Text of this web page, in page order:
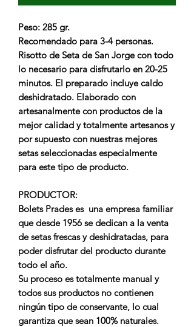
Peso: 285 gr.
Recomendado para 3-4 personas.
Risotto de Seta de San Jorge con todo
lo necesario para disfrutarlo en 20-25
minutos. El preparado incluye caldo
deshidratado. Elaborado con
artesanalmente con productos de la
mejor calidad y totalmente artesanos y
por supuesto con nuestras mejores
setas seleccionadas especialmente
para este tipo de producto.
PRODUCTOR:
Bolets Prades es una empresa familiar
que desde 1956 se dedican a la venta
de setas frescas y deshidratadas, para
poder disfrutar del producto durante
todo el año.
Su proceso es totalmente manual y
todos sus productos no contienen
ningún tipo de conservante, lo cual
garantiza que sean 100% naturales.